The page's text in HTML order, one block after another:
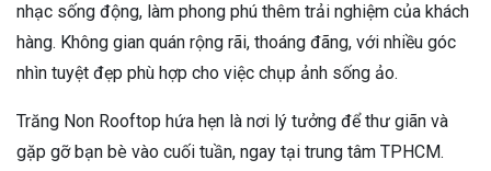
nhạc sống động, làm phong phú thêm trải nghiệm của khách
hàng. Không gian quán rộng rãi, thoáng đãng, với nhiều góc
nhìn tuyệt đẹp phù hợp cho việc chụp ảnh sống ảo.
Trăng Non Rooftop hứa hẹn là nơi lý tưởng để thư giãn và
gặp gỡ bạn bè vào cuối tuần, ngay tại trung tâm TPHCM.